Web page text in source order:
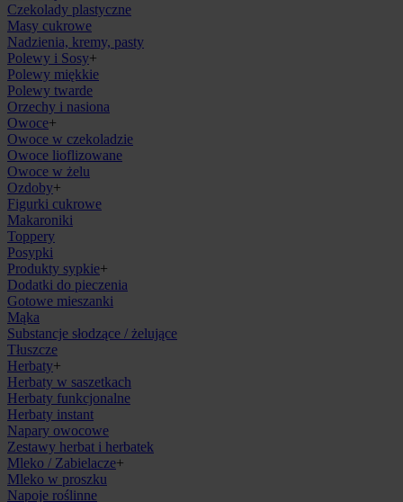
Czekolady plastyczne
Masy cukrowe
Nadzienia, kremy, pasty
Polewy i Sosy+
Polewy miękkie
Polewy twarde
Orzechy i nasiona
Owoce+
Owoce w czekoladzie
Owoce lioflizowane
Owoce w żelu
Ozdoby+
Figurki cukrowe
Makaroniki
Toppery
Posypki
Produkty sypkie+
Dodatki do pieczenia
Gotowe mieszanki
Mąka
Substancje słodzące / żelujące
Tłuszcze
Herbaty+
Herbaty w saszetkach
Herbaty funkcjonalne
Herbaty instant
Napary owocowe
Zestawy herbat i herbatek
Mleko / Zabielacze+
Mleko w proszku
Napoje roślinne